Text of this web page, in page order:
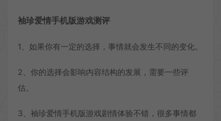
袖珍爱情手机版游戏测评
1、如果你有一定的选择，事情就会发生不同的变化。
2、你的选择会影响内容结构的发展，需要一些评
估。
3、袖珍爱情手机版游戏剧情体验不错，很多事情都